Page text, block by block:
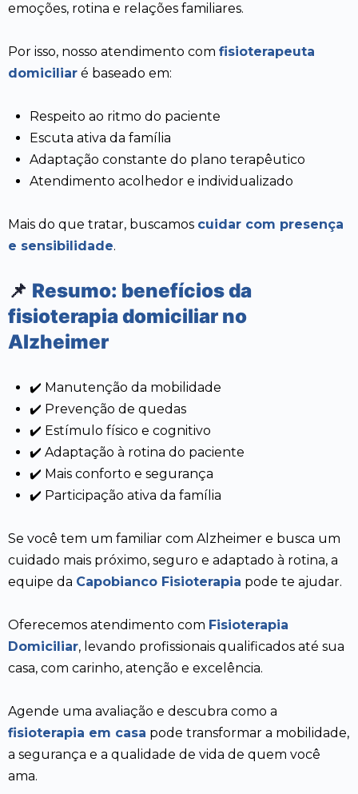
emoções, rotina e relações familiares.
Por isso, nosso atendimento com fisioterapeuta
domiciliar é baseado em:
Respeito ao ritmo do paciente
Escuta ativa da família
Adaptação constante do plano terapêutico
Atendimento acolhedor e individualizado
Mais do que tratar, buscamos cuidar com presença
e sensibilidade.
📌 Resumo: benefícios da
fisioterapia domiciliar no
Alzheimer
✔️ Manutenção da mobilidade
✔️ Prevenção de quedas
✔️ Estímulo físico e cognitivo
✔️ Adaptação à rotina do paciente
✔️ Mais conforto e segurança
✔️ Participação ativa da família
Se você tem um familiar com Alzheimer e busca um
cuidado mais próximo, seguro e adaptado à rotina, a
equipe da Capobianco Fisioterapia pode te ajudar.
Oferecemos atendimento com Fisioterapia
Domiciliar, levando profissionais qualificados até sua
casa, com carinho, atenção e excelência.
Agende uma avaliação e descubra como a
fisioterapia em casa pode transformar a mobilidade,
a segurança e a qualidade de vida de quem você
ama.